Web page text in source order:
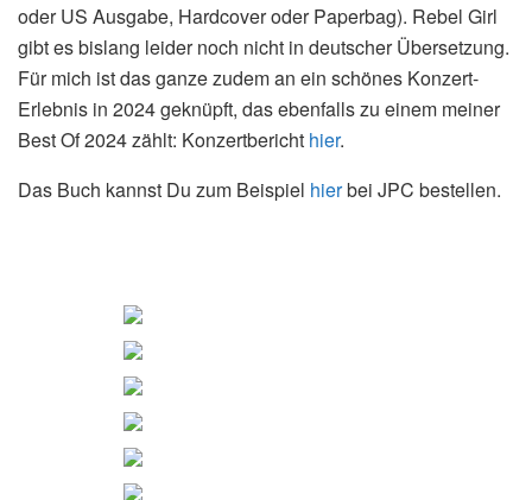
oder US Ausgabe, Hardcover oder Paperbag). Rebel Girl
gibt es bislang leider noch nicht in deutscher Übersetzung.
Für mich ist das ganze zudem an ein schönes Konzert-
Erlebnis in 2024 geknüpft, das ebenfalls zu einem meiner
Best Of 2024 zählt: Konzertbericht hier.
Das Buch kannst Du zum Beispiel hierbei JPC bestellen.